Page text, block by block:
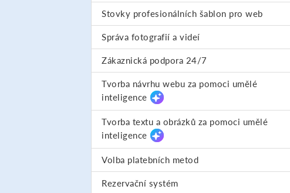
Stovky profesionálních šablon pro web
Správa fotografií a videí
Zákaznická podpora 24/7
Tvorba návrhu webu za pomoci umělé
inteligence
Tvorba textu a obrázků za pomoci umělé
inteligence
Volba platebních metod
Rezervační systém